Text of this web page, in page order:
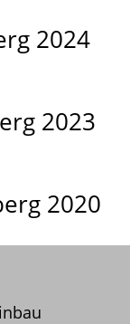
2024
2023
2020